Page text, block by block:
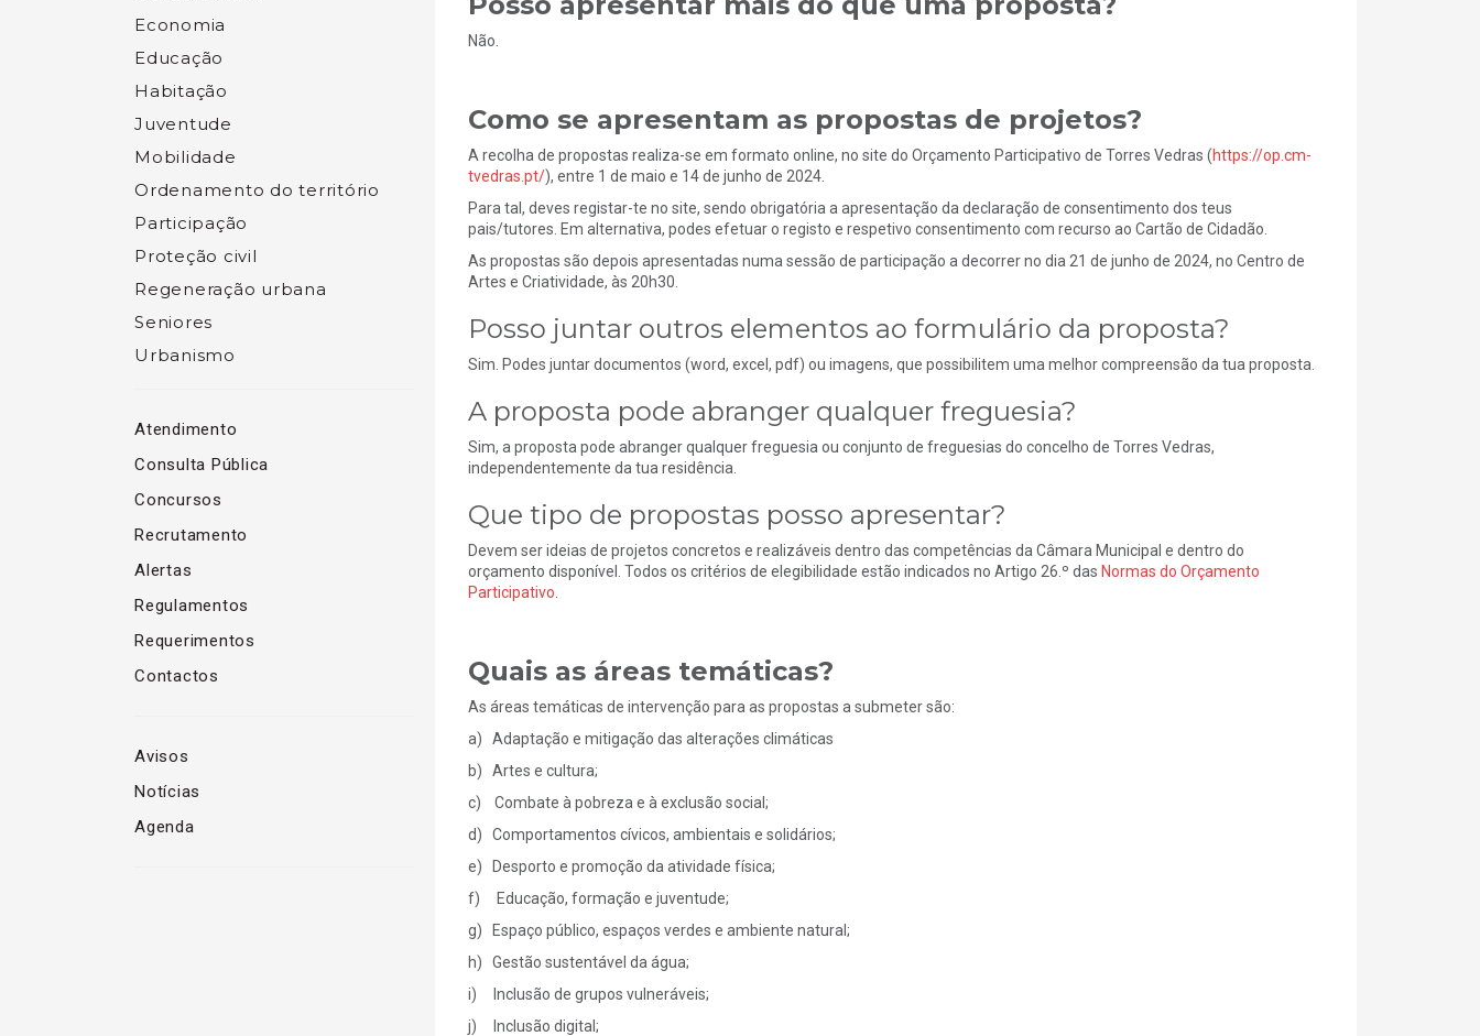
Economia
Educação
Habitação
Juventude
Mobilidade
Ordenamento do território
Participação
Proteção civil
Regeneração urbana
Seniores
Urbanismo
Atendimento
Consulta Pública
Concursos
Recrutamento
Alertas
Regulamentos
Requerimentos
Contactos
Avisos
Notícias
Agenda
Não.
Como se apresentam as propostas de projetos?
A recolha de propostas realiza-se em formato online, no site do Orçamento Participativo de Torres Vedras (https://op.cm-
tvedras.pt/), entre 1 de maio e 14 de junho de 2024.
Para tal, deves registar-te no site, sendo obrigatória a apresentação da declaração de consentimento dos teus
pais/tutores. Em alternativa, podes efetuar o registo e respetivo consentimento com recurso ao Cartão de Cidadão.
As propostas são depois apresentadas numa sessão de participação a decorrer no dia 21 de junho de 2024, no Centro de
Artes e Criatividade, às 20h30.
Posso juntar outros elementos ao formulário da proposta?
Sim. Podes juntar documentos (word, excel, pdf) ou imagens, que possibilitem uma melhor compreensão da tua proposta.
A proposta pode abranger qualquer freguesia?
Sim, a proposta pode abranger qualquer freguesia ou conjunto de freguesias do concelho de Torres Vedras,
independentemente da tua residência.
Que tipo de propostas posso apresentar?
Devem ser ideias de projetos concretos e realizáveis dentro das competências da Câmara Municipal e dentro do
orçamento disponível. Todos os critérios de elegibilidade estão indicados no Artigo 26.º das Normas do Orçamento
Participativo
Quais as áreas temáticas?
As áreas temáticas de intervenção para as propostas a submeter são:
a) Adaptação e mitigação das alterações climáticas
b) Artes e cultura;
c) Combate à pobreza e à exclusão social;
d) Comportamentos cívicos, ambientais e solidários;
e) Desporto e promoção da atividade física;
f) Educação, formação e juventude;
g) Espaço público, espaços verdes e ambiente natural;
h) Gestão sustentável da água;
i) Inclusão de grupos vulneráveis;
j) Inclusão digital;